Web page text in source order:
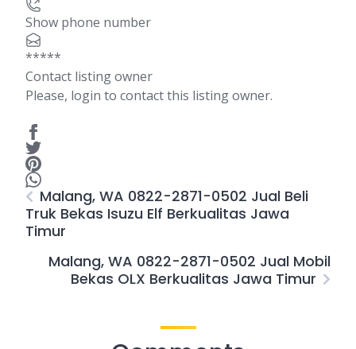
Show phone number
*****
Contact listing owner
Please, login to contact this listing owner.
Malang, WA 0822-2871-0502 Jual Beli
Truk Bekas Isuzu Elf Berkualitas Jawa
Timur
Malang, WA 0822-2871-0502 Jual Mobil
Bekas OLX Berkualitas Jawa Timur